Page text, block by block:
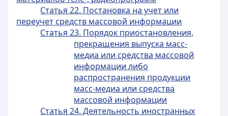
Статья 22. Постановка на учет или
переучет средств массовой информации
Статья 23. Порядок приостановления,
прекращения выпуска масс-
медиа или средства массовой
информации либо
распространения продукции
масс-медиа или средства
массовой информации
Статья 24. Деятельность иностранных